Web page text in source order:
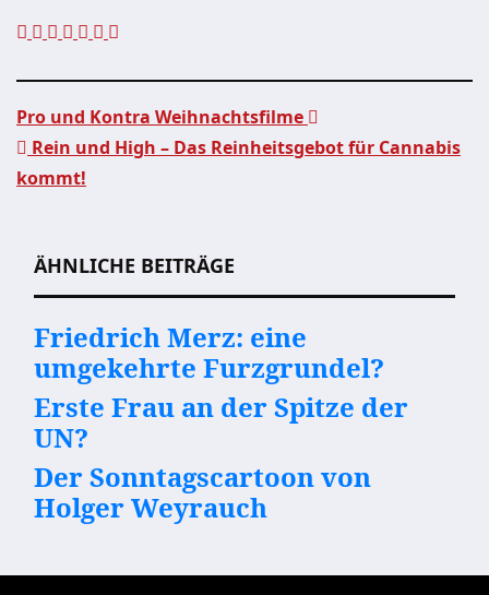
Beitragsnavigation
Pro und Kontra Weihnachtsfilme
Rein und High – Das Reinheitsgebot für Cannabis
kommt!
ÄHNLICHE BEITRÄGE
Friedrich Merz: eine
umgekehrte Furzgrundel?
Erste Frau an der Spitze der
UN?
Der Sonntagscartoon von
Holger Weyrauch